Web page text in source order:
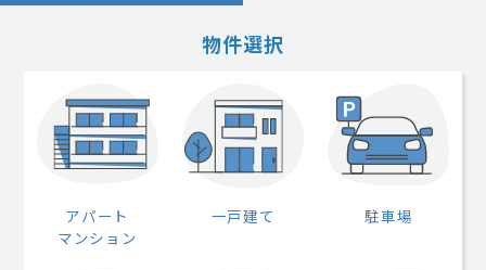
物件選択
アパート
マンション
一戸建て 駐車場